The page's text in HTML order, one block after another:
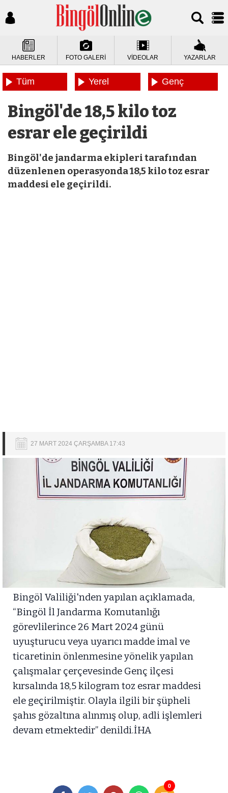
HABERLER FOTO GALERİ VİDEOLAR YAZARLAR
Tüm
Yerel
Genç
Bingöl'de 18,5 kilo toz
esrar ele geçirildi
Bingöl'de jandarma ekipleri tarafından
düzenlenen operasyonda 18,5 kilo toz esrar
maddesi ele geçirildi.
27 MART 2024 ÇARŞAMBA 17:43
Bingöl Valiliği'nden yapılan açıklamada,
“Bingöl İl Jandarma Komutanlığı
görevlilerince 26 Mart 2024 günü
uyuşturucu veya uyarıcı madde imal ve
ticaretinin önlenmesine yönelik yapılan
çalışmalar çerçevesinde Genç ilçesi
kırsalında 18,5 kilogram toz esrar maddesi
ele geçirilmiştir. Olayla ilgili bir şüpheli
şahıs gözaltına alınmış olup, adli işlemleri
devam etmektedir” denildi.İHA
0